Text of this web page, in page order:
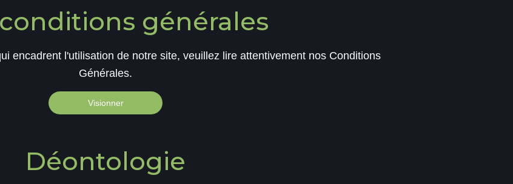
générales
encadrent l'utilisation de notre site, veuillez lire attentivement nos Conditions
Générales.
Visionner
Déontologie